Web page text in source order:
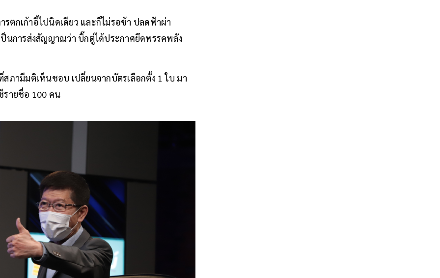
ตกเก้าอี้ไปนิดเดียว และก็ไม่รอช้า ปลดฟ้าผ่า
นการส่งสัญญาณว่า บิ๊กตู่ได้ประกาศยึดพรรคพลัง
ภามีมติเห็นชอบ เปลี่ยนจากบัตรเลือกตั้ง 1 ใบ มา
รายชื่อ 100 คน